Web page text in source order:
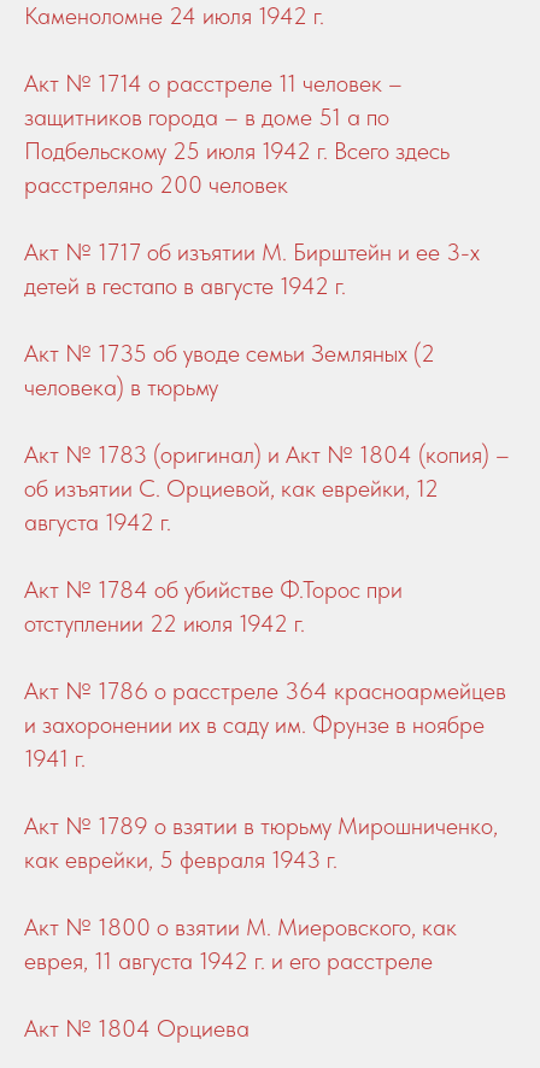
Каменоломне 24 июля 1942 г.
Акт № 1714 о расстреле 11 человек –
защитников города – в доме 51 а по
Подбельскому 25 июля 1942 г. Всего здесь
расстреляно 200 человек
Акт № 1717 об изъятии М. Бирштейн и ее 3-х
детей в гестапо в августе 1942 г.
Акт № 1735 об уводе семьи Земляных (2
человека) в тюрьму
Акт № 1783 (оригинал) и Акт № 1804 (копия) –
об изъятии С. Орциевой, как еврейки, 12
августа 1942 г.
Акт № 1784 об убийстве Ф.Торос при
отступлении 22 июля 1942 г.
Акт № 1786 о расстреле 364 красноармейцев
и захоронении их в саду им. Фрунзе в ноябре
1941 г.
Акт № 1789 о взятии в тюрьму Мирошниченко,
как еврейки, 5 февраля 1943 г.
Акт № 1800 о взятии М. Миеровского, как
еврея, 11 августа 1942 г. и его расстреле
Акт № 1804 Орциева